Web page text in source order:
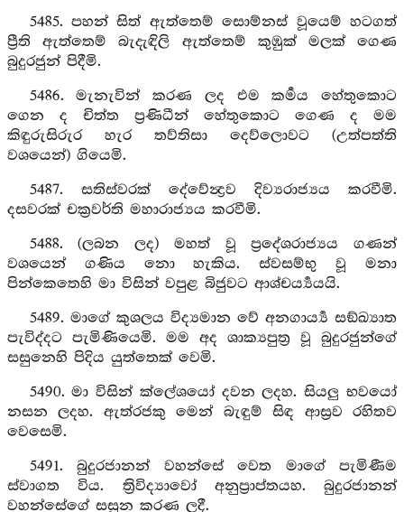
5485. පහන් සිත් ඇත්තෙම් සොම්නස් වූයෙම් හටගත්
ප්‍රීති ඇත්තෙම් බැදැඳිලි ඇත්තෙම් කුඹුක් මලක් ගෙණ
බුදුරජුන් පිදීමි.
5486. මැනැවින් කරණ ලද එම කර්‍මය හේතුකොට
ගෙන ද චිත්ත ප්‍රණිධීන් හේතුකොට ගෙණ ද මම
කිඳුරුසිරුර හැර තව්තිසා දෙව්ලොවට (උත්පත්ති
වශයෙන්) ගියෙමි.
5487. සතිස්වරක් දේවේන්‍ද්‍රව දිව්‍යරාජ්‍යය කරවීමි.
දසවරක් චක්‍රවර්ති මහාරාජ්‍යය කරවීමි.
5488. (ලබන ලද) මහත් වූ ප්‍රදේශරාජ්‍යය ගණන්
වශයෙන් ගණිය නො හැකිය. ස්වසම්භු වූ මනා
පින්කෙතෙහි මා විසින් වපුළ බිජුවට ආශ්චර්‍ය්‍යයයි.
5489. මාගේ කුශලය විද්‍යමාන වේ අනගාර්‍ය්‍ය සඞ්ඛ්‍යාත
පැවිද්දට පැමිණියෙමි. මම අද ශාක්‍යපුත්‍ර වූ බුදුරජුන්ගේ
සසුනෙහි පිදිය යුත්තෙක් වෙමි.
5490. මා විසින් ක්ලේශයෝ දවන ලදහ. සියලු භවයෝ
නසන ලදහ. ඇත්රජකු මෙන් බැඳුම් සිඳ ආස්‍රව රහිතව
වෙසෙමි.
5491. බුදුරජානන් වහන්සේ වෙත මාගේ පැමිණීම
ස්වාගත විය. ත්‍රිවිද්‍යාවෝ අනුප්‍රාප්තයහ. බුදුරජානන්
වහන්සේගේ සසුන කරණ ලදී.